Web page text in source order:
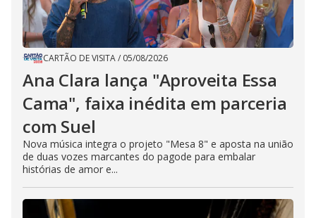
CARTÃO DE VISITA/ 05/08/2026
Ana Clara lança "Aproveita Essa
Cama", faixa inédita em parceria
com Suel
Nova música integra o projeto "Mesa 8" e aposta na união
de duas vozes marcantes do pagode para embalar
histórias de amor e...